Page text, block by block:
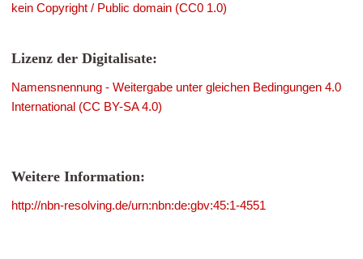
kein Copyright / Public domain (CC0 1.0)
Lizenz der Digitalisate:
Namensnennung - Weitergabe unter gleichen Bedingungen 4.0
International (CC BY-SA 4.0)
Weitere Information:
http://nbn-resolving.de/urn:nbn:de:gbv:45:1-4551